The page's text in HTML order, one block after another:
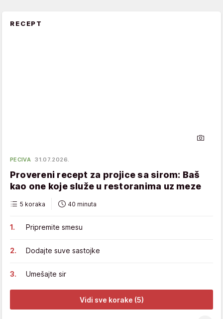
RECEPT
PECIVA 31.07.2026.
Provereni recept za projice sa sirom: Baš
kao one koje služe u restoranima uz meze
5 koraka 40 minuta
Pripremite smesu
Dodajte suve sastojke
Umešajte sir
Vidi sve korake (5)